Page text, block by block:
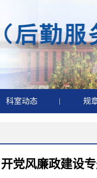
科室动态 | 规
党风廉政建设